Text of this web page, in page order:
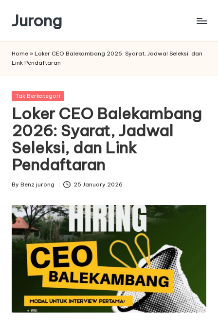
content
Jurong
Home » Loker CEO Balekambang 2026: Syarat, Jadwal Seleksi, dan
Link Pendaftaran
Posted
Tak Berkategori
Loker CEO Balekambang
2026: Syarat, Jadwal
Seleksi, dan Link
Pendaftaran
Posted
By Benz jurong 25 January 2026